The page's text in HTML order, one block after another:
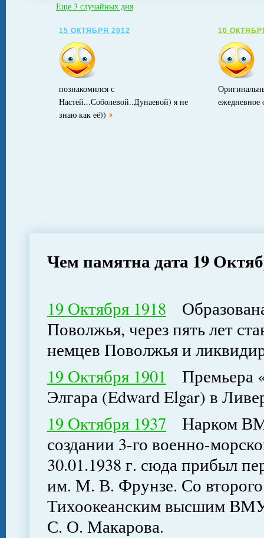
Еще 3 случайных дня
15 ОКТЯБРЯ 2012
познакомился с
Настей...Соболевой..Дунаевой) я не
знаю как её))
10
ежедневное
Чем памятна дата 19
19 Октября 1918
Поволжья, через пять лет
немцев Поволжья и
19 Октября 1901 Премьера
Элгара (Edward Elgar) в
19 Октября 1937 Нарком
создании 3-го военно-
30.01.1938 г. сюда прибыл
им. М. В. Фрунзе. Со второго
Тихоокеанским высшим
С. О. Макарова.